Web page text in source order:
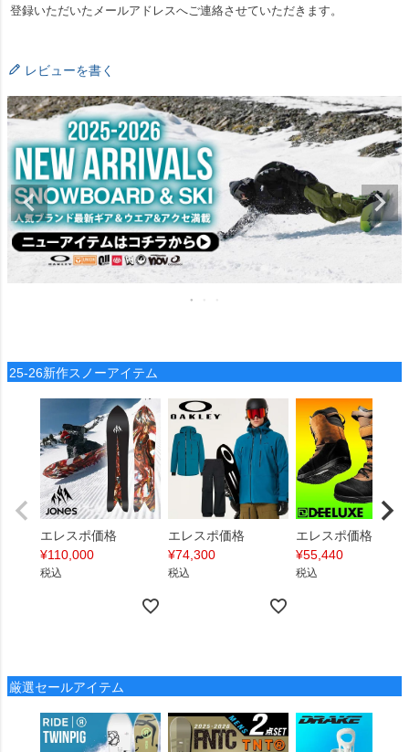
登録いただいたメールアドレスへご連絡させていただきます。
レビューを書く
25-26新作スノーアイテム
エレスポ価格
¥110,000
税込
エレスポ価格
¥74,300
税込
エレスポ価格
¥55,440
税込
厳選セールアイテム